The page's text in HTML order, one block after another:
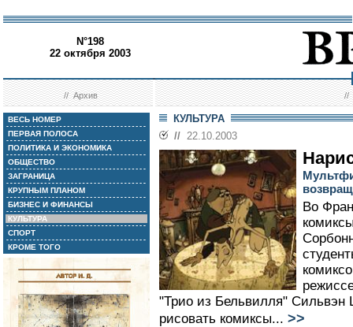
N°198
22 октября 2003
//Архив //
ВЕСЬ НОМЕР
ПЕРВАЯ ПОЛОСА
ПОЛИТИКА И ЭКОНОМИКА
ОБЩЕСТВО
ЗАГРАНИЦА
КРУПНЫМ ПЛАНОМ
БИЗНЕС И ФИНАНСЫ
КУЛЬТУРА
СПОРТ
КРОМЕ ТОГО
КУЛЬТУРА
// 22.10.2003
Во
"Трио из Бельвилля" Сильвэн
рисовать комиксы... >>